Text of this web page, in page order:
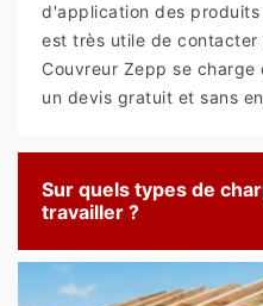
d'application des
est très utile de contacter
Couvreur Zepp se
un devis gratuit et sans
Sur quels types de
travailler ?